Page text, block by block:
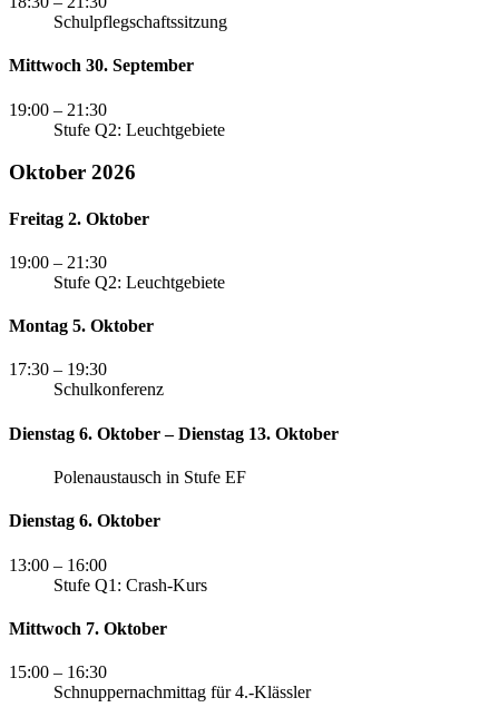
Schulpflegschaftssitzung
Mittwoch 30. September
19:00 – 21:30
Stufe Q2: Leuchtgebiete
Oktober 2026
Freitag 2. Oktober
19:00 – 21:30
Stufe Q2: Leuchtgebiete
Montag 5. Oktober
17:30 – 19:30
Schulkonferenz
Dienstag 6. Oktober – Dienstag 13. Oktober
Polenaustausch in Stufe EF
Dienstag 6. Oktober
13:00 – 16:00
Stufe Q1: Crash-Kurs
Mittwoch 7. Oktober
15:00 – 16:30
Schnuppernachmittag für 4.-Klässler